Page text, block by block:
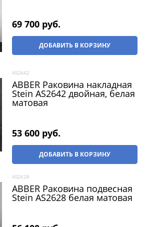
69 700 руб.
ДОБАВИТЬ В КОРЗИНУ
AS2642
ABBER Раковина накладная
Stein AS2642 двойная, белая
матовая
53 600 руб.
ДОБАВИТЬ В КОРЗИНУ
AS2628
ABBER Раковина подвесная
Stein AS2628 белая матовая